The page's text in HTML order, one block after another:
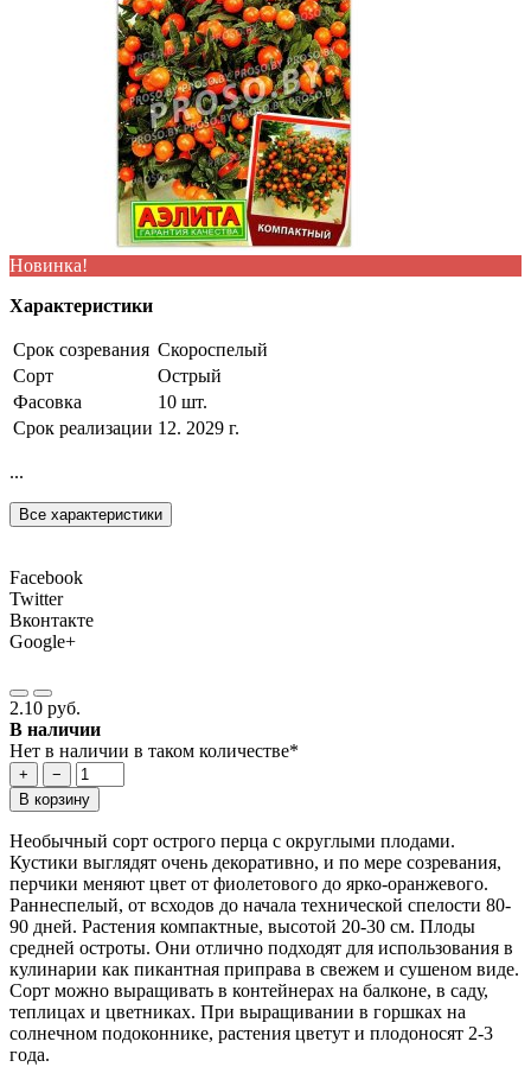
Новинка!
Характеристики
Срок созревания Скороспелый
Сорт
Острый
Фасовка
10 шт.
Срок реализации 12. 2029 г.
...
Все характеристики
Facebook
Twitter
Вконтакте
Google+
2.10 руб.
В наличии
Нет в наличии в таком количестве*
+
−
В корзину
Необычный сорт острого перца с округлыми плодами.
Кустики выглядят очень декоративно, и по мере созревания,
перчики меняют цвет от фиолетового до ярко-оранжевого.
Раннеспелый, от всходов до начала технической спелости 80-
90 дней. Растения компактные, высотой 20-30 см. Плоды
средней остроты. Они отлично подходят для использования в
кулинарии как пикантная приправа в свежем и сушеном виде.
Сорт можно выращивать в контейнерах на балконе, в саду,
теплицах и цветниках. При выращивании в горшках на
солнечном подоконнике, растения цветут и плодоносят 2-3
года.